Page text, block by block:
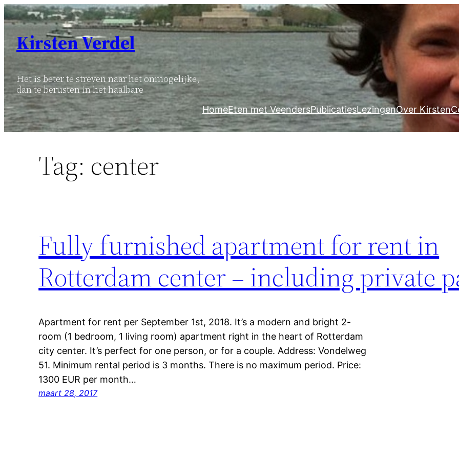
Ga
naar
inhoud
Kirsten Verdel
Het is beter te streven naar het onmogelijke,
dan te berusten in het haalbare
HomeEten met VeendersPublicatiesLezingenOver Kirsten
Tag: center
Fully furnished apartment for rent in
Rotterdam center – including private
Apartment for rent per September 1st, 2018. It’s a modern and bright 2-
room (1 bedroom, 1 living room) apartment right in the heart of Rotterdam
city center. It’s perfect for one person, or for a couple. Address: Vondelweg
51. Minimum rental period is 3 months. There is no maximum period. Price:
1300 EUR per month…
maart 28, 2017